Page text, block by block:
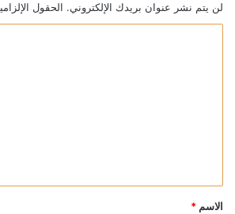
لن يتم نشر عنوان بريدك الإلكتروني. الحقول
*
الاسم *